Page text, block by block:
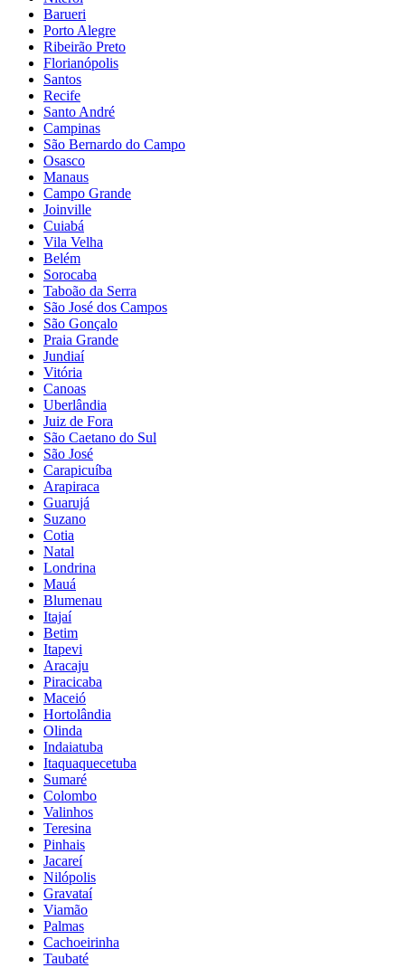
Barueri
Porto Alegre
Ribeirão Preto
Florianópolis
Santos
Recife
Santo André
Campinas
São Bernardo do Campo
Osasco
Manaus
Campo Grande
Joinville
Cuiabá
Vila Velha
Belém
Sorocaba
Taboão da Serra
São José dos Campos
São Gonçalo
Praia Grande
Jundiaí
Vitória
Canoas
Uberlândia
Juiz de Fora
São Caetano do Sul
São José
Carapicuíba
Arapiraca
Guarujá
Suzano
Cotia
Natal
Londrina
Mauá
Blumenau
Itajaí
Betim
Itapevi
Aracaju
Piracicaba
Maceió
Hortolândia
Olinda
Indaiatuba
Itaquaquecetuba
Sumaré
Colombo
Valinhos
Teresina
Pinhais
Jacareí
Nilópolis
Gravataí
Viamão
Palmas
Cachoeirinha
Taubaté